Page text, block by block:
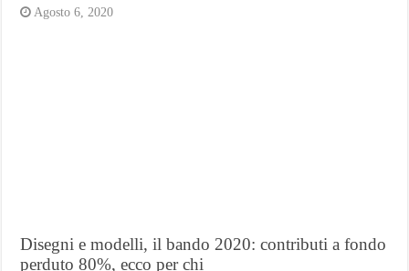
Agosto 6, 2020
Disegni e modelli, il bando 2020: contributi a fondo
perduto 80%, ecco per chi